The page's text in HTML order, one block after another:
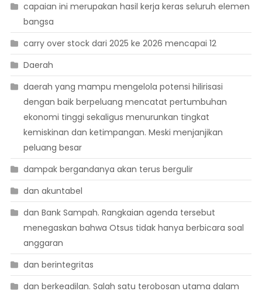
capaian ini merupakan hasil kerja keras seluruh elemen
bangsa
carry over stock dari 2025 ke 2026 mencapai 12
Daerah
daerah yang mampu mengelola potensi hilirisasi
dengan baik berpeluang mencatat pertumbuhan
ekonomi tinggi sekaligus menurunkan tingkat
kemiskinan dan ketimpangan. Meski menjanjikan
peluang besar
dampak bergandanya akan terus bergulir
dan akuntabel
dan Bank Sampah. Rangkaian agenda tersebut
menegaskan bahwa Otsus tidak hanya berbicara soal
anggaran
dan berintegritas
dan berkeadilan. Salah satu terobosan utama dalam